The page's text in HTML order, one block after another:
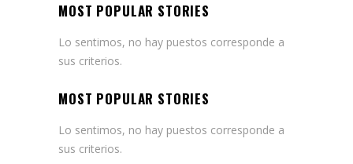
MOST POPULAR STORIES
Lo sentimos, no hay puestos corresponde a
sus criterios.
MOST POPULAR STORIES
Lo sentimos, no hay puestos corresponde a
sus criterios.